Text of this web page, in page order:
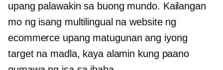
upang palawakin sa buong mundo. Kailangan
mo ng isang multilingual na website ng
ecommerce upang matugunan ang iyong
target na madla, kaya alamin kung paano